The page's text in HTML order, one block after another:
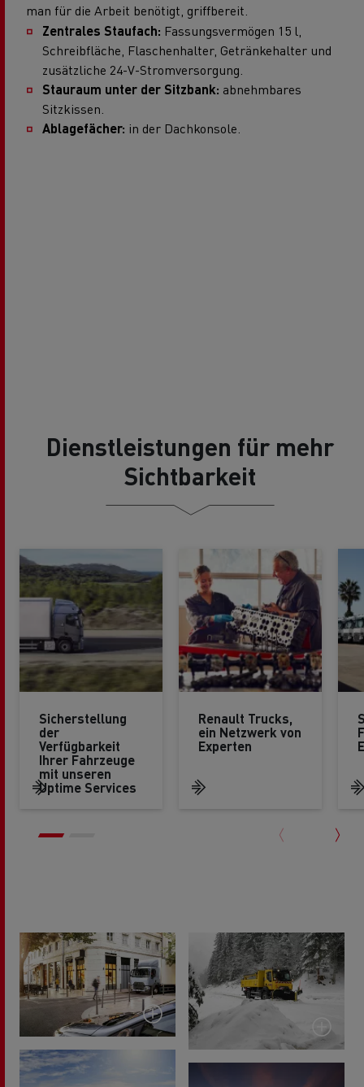
man für die Arbeit benötigt, griffbereit.
Zentrales Staufach: Fassungsvermögen 15 l,
Schreibfläche, Flaschenhalter, Getränkehalter und
zusätzliche 24-V-Stromversorgung.
Stauraum unter der Sitzbank: abnehmbares
Sitzkissen.
Ablagefächer: in der Dachkonsole.
Dienstleistungen für mehr
Sichtbarkeit
Sicherstellung
der
Verfügbarkeit
Ihrer Fahrzeuge
mit unseren
Uptime Services
Renault Trucks,
ein Netzwerk von
Experten